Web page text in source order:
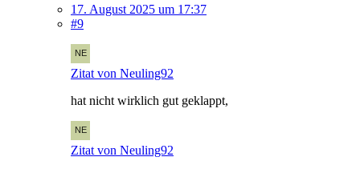
17. August 2025 um 17:37
#9
Zitat von Neuling92
hat nicht wirklich gut geklappt,
Zitat von Neuling92